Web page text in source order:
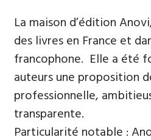
La maison d’édition
des livres en France et
francophone. Elle a été
auteurs une proposition
professionnelle,
transparente.
Particularité notable :